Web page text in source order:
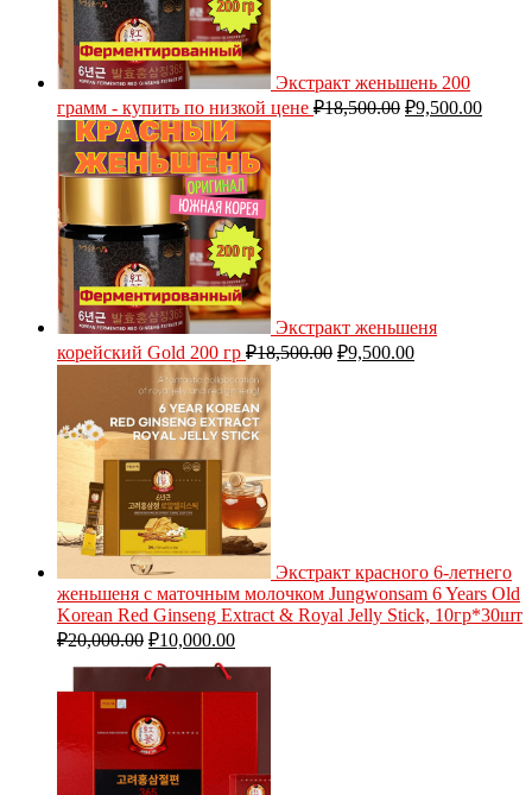
Экстракт женьшень 200
грамм - купить по низкой цене ₽18,500.00 ₽9,500.00
Экстракт женьшеня
корейский Gold 200 гр ₽18,500.00 ₽9,500.00
Экстракт красного 6-летнего
женьшеня с маточным молочком Jungwonsam 6 Years Old
Korean Red Ginseng Extract & Royal Jelly Stick, 10гр*30шт
₽20,000.00 ₽10,000.00